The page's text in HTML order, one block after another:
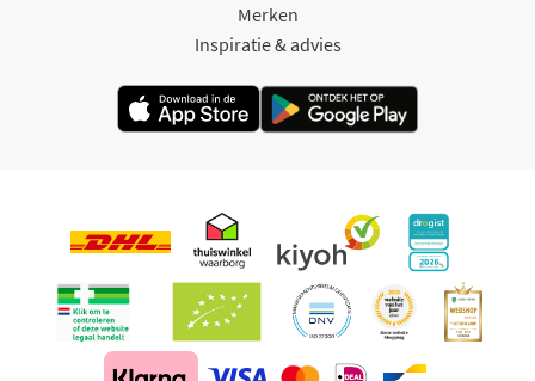
Merken
Inspiratie & advies